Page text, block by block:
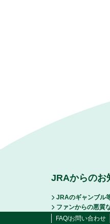
JRAからのお
JRAのギャンブル
ファンからの悪質
FAQ/お問い合わせ